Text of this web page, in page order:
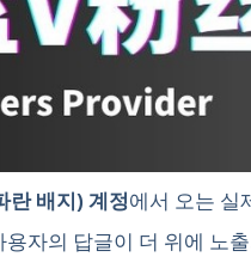
배지) 계정에서 오는 실
자의 답글이 더 위에 노